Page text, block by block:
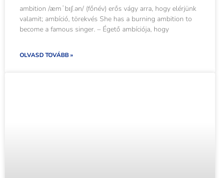
ambition /æmˈbɪʃ.ən/ (főnév) erős vágy arra, hogy elérjünk
valamit; ambíció, törekvés She has a burning ambition to
become a famous singer. – Égető ambíciója, hogy
OLVASD TOVÁBB »